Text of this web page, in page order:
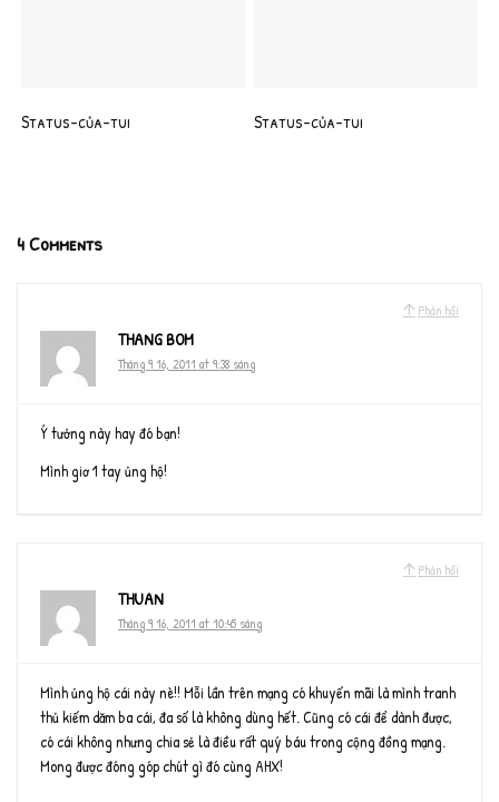
Status-của-tui Status-của-tui
4 Comments
Phản hồi
THANG BOM
Tháng 9 16, 2011 at 9:38 sáng
Ý tưởng này hay đó bạn!
Mình giơ 1 tay ủng hộ!
Phản hồi
THUAN
Tháng 9 16, 2011 at 10:45 sáng
Mình ủng hộ cái này nè!! Mỗi lần trên mạng có khuyến mãi là mình tranh
thủ kiếm dăm ba cái, đa số là không dùng hết. Cũng có cái để dành được,
có cái không nhưng chia sẻ là điều rất quý báu trong cộng đồng mạng.
Mong được đóng góp chút gì đó cùng AHX!